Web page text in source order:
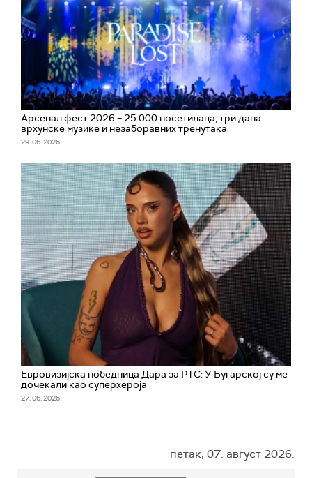
Арсенал фест 2026 – 25.000 посетилаца, три дана
врхунске музике и незаборавних тренутака
29. 06. 2026.
Евровизијска победница Дара за РТС: У Бугарској су ме
дочекали као суперхероја
27. 06. 2026.
петак, 07. август 2026.